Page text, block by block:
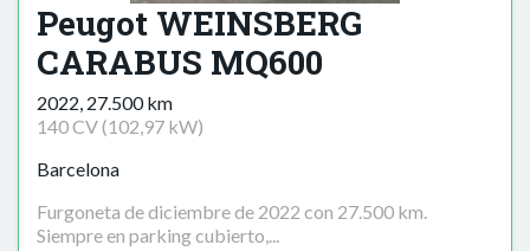
Peugot WEINSBERG
CARABUS MQ600
2022, 27.500 km
140 CV (102,97 kW)
Barcelona
Furgoneta de diciembre de 2022 con 27.500 km.
Siempre en parking cubierto,...